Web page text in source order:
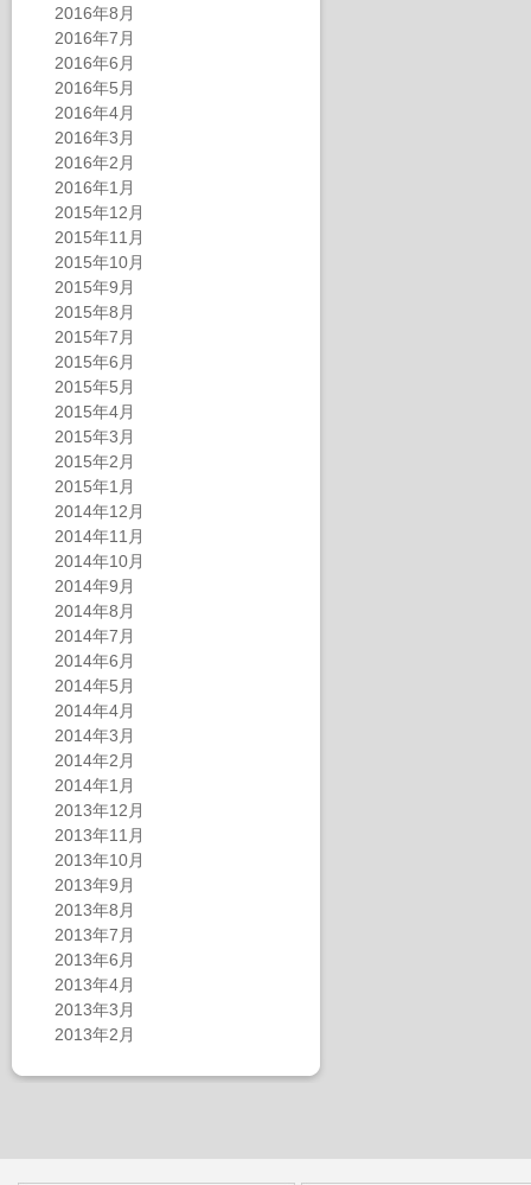
2016年8月
2016年7月
2016年6月
2016年5月
2016年4月
2016年3月
2016年2月
2016年1月
2015年12月
2015年11月
2015年10月
2015年9月
2015年8月
2015年7月
2015年6月
2015年5月
2015年4月
2015年3月
2015年2月
2015年1月
2014年12月
2014年11月
2014年10月
2014年9月
2014年8月
2014年7月
2014年6月
2014年5月
2014年4月
2014年3月
2014年2月
2014年1月
2013年12月
2013年11月
2013年10月
2013年9月
2013年8月
2013年7月
2013年6月
2013年4月
2013年3月
2013年2月